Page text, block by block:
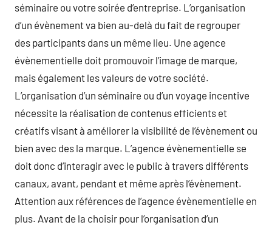
séminaire ou votre soirée d’entreprise. L’organisation
d’un évènement va bien au-delà du fait de regrouper
des participants dans un même lieu. Une agence
évènementielle doit promouvoir l’image de marque,
mais également les valeurs de votre société.
L’organisation d’un séminaire ou d’un voyage incentive
nécessite la réalisation de contenus efficients et
créatifs visant à améliorer la visibilité de l’évènement ou
bien avec des la marque. L’agence évènementielle se
doit donc d’interagir avec le public à travers différents
canaux, avant, pendant et même après l’évènement.
Attention aux références de l’agence évènementielle en
plus. Avant de la choisir pour l’organisation d’un